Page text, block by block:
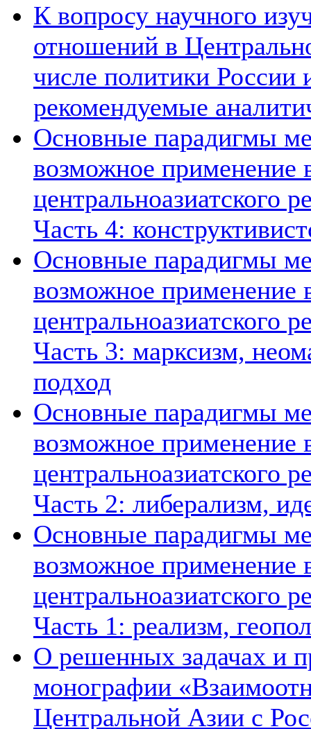
К вопросу научного
отношений в
числе политики России
рекомендуемые
Основные парадигмы
возможное применение
центральноазиатского
Часть 4:
Основные парадигмы
возможное применение
центральноазиатского
Часть 3: марксизм,
подход
Основные парадигмы
возможное применение
центральноазиатского
Часть 2: либерализм,
Основные парадигмы
возможное применение
центральноазиатского
Часть 1: реализм,
О решенных задачах и
монографии
Центральной Азии с